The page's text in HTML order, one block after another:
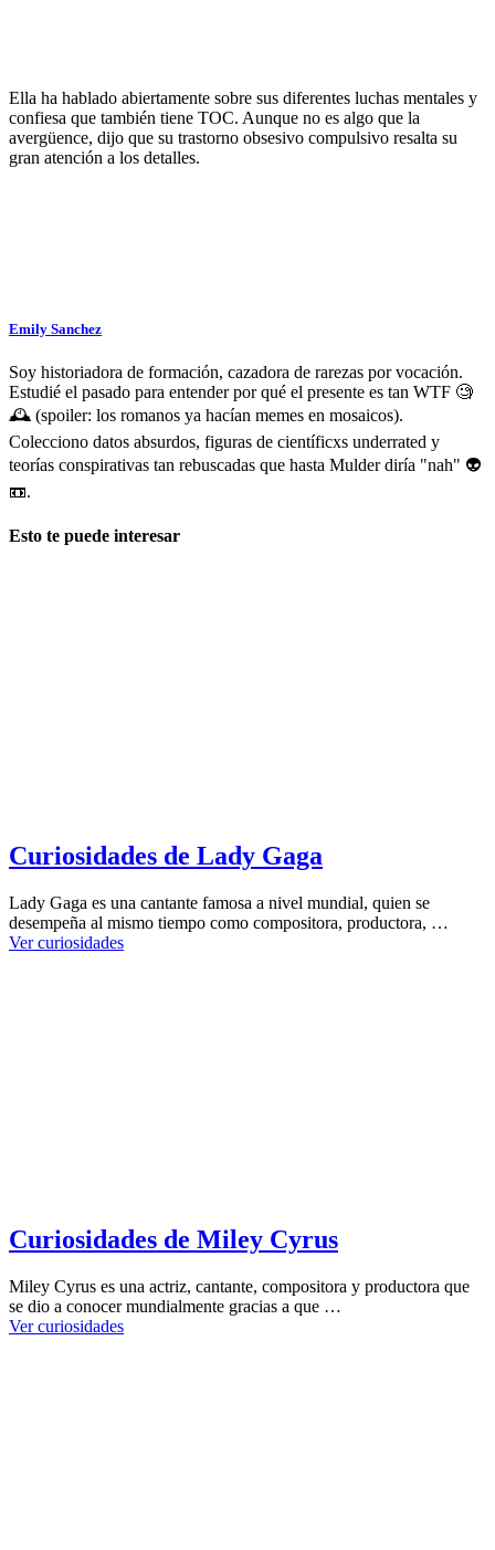
Ella ha hablado abiertamente sobre sus diferentes luchas mentales y
confiesa que también tiene TOC. Aunque no es algo que la
avergüence, dijo que su trastorno obsesivo compulsivo resalta su
gran atención a los detalles.
Emily Sanchez
Soy historiadora de formación, cazadora de rarezas por vocación.
Estudié el pasado para entender por qué el presente es tan WTF 🧐
🕰️ (spoiler: los romanos ya hacían memes en mosaicos).
Colecciono datos absurdos, figuras de científicxs underrated y
teorías conspirativas tan rebuscadas que hasta Mulder diría "nah" 👽
📼.
Esto te puede interesar
Curiosidades de Lady Gaga
Lady Gaga es una cantante famosa a nivel mundial, quien se
desempeña al mismo tiempo como compositora, productora, …
Ver curiosidades
Curiosidades de Miley Cyrus
Miley Cyrus es una actriz, cantante, compositora y productora que
se dio a conocer mundialmente gracias a que …
Ver curiosidades